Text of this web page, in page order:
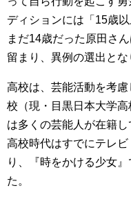
ディションには「15歳
まだ14歳だった原田さ
留まり、異例の選出とな
高校は、芸能活動を考
校（現・目黒日本大学
は多くの芸能人が在籍し
高校時代はすでにテレ
り、『時をかける少女
た。